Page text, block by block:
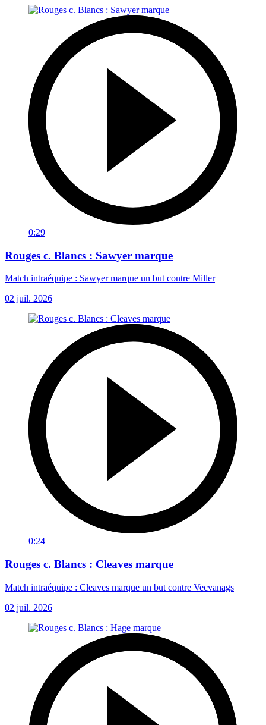
0:29
Rouges c. Blancs : Sawyer marque
Match intraéquipe : Sawyer marque un but contre Miller
02 juil. 2026
0:24
Rouges c. Blancs : Cleaves marque
Match intraéquipe : Cleaves marque un but contre Vecvanags
02 juil. 2026